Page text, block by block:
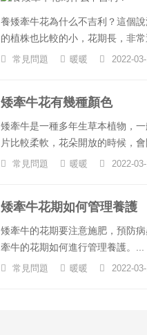
養矮牽牛花為什么不吉利？這個
的植株也比較的小，花期長，非常
常見問題 暖暖 2022-
矮牽牛花有幾種顏色
矮牽牛是一種多年生草本植物，
片比較柔軟，花朵開放的時候，
常見問題 暖暖 2022-
矮牽牛花期如何管理養護
矮牽牛的花期要注意施肥，預防
牽牛的花期如何進行管理養護。...
常見問題 暖暖 2022-